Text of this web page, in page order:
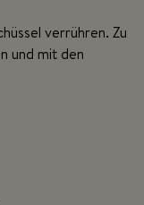
verrühren. Zu
und mit den